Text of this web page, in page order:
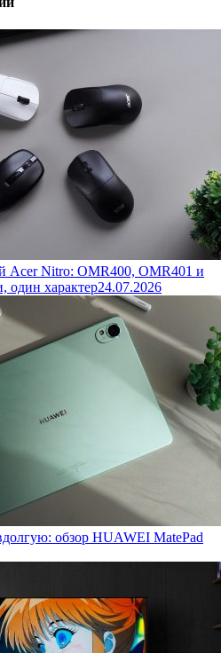
Acer Nitro: OMR400, OMR401 и
характер24.07.2026
обзор HUAWEI MatePad